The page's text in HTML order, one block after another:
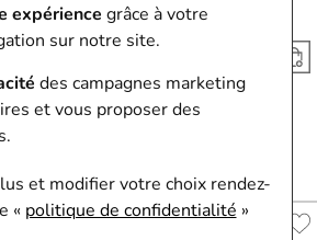
expérience grâce à votre
sur notre site.
des campagnes marketing
et vous proposer des
et modifier votre choix rendez-
« politique de confidentialité »
et
Just'or
Collier en plaqué or et oxyde de
Ou4x 24.53€ sans frais